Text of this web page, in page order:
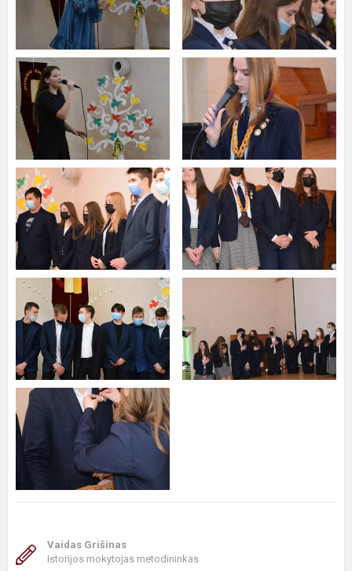
Vaidas Grišinas
Istorijos mokytojas metodininkas